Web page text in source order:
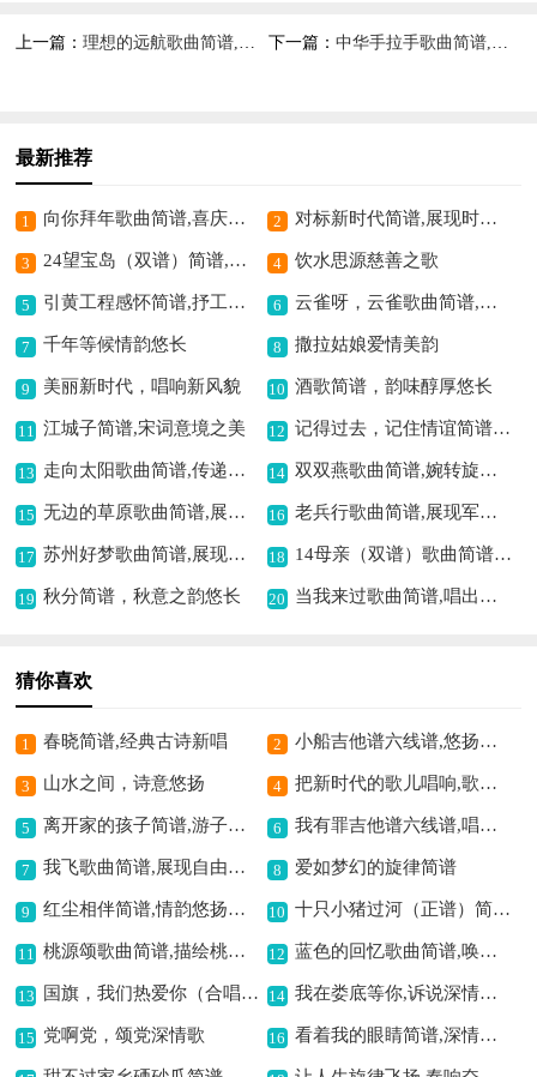
上一篇：理想的远航歌曲简谱,追逐梦想向远方 下一篇： 中华手拉手歌曲简谱,传递团结友爱情
最新推荐
1 向你拜年歌曲简谱,喜庆拜年氛围浓 2 对标新时代简谱,展现时代风采
3 24望宝岛（双谱）简谱,宝岛风情的赞歌 4 饮水思源慈善之歌
5 引黄工程感怀简谱,抒工程壮丽情怀 6 云雀呀，云雀歌曲简谱,展现灵动欢快之美
7 千年等候情韵悠长 8 撒拉姑娘爱情美韵
9 美丽新时代，唱响新风貌 10 酒歌简谱，韵味醇厚悠长
11 江城子简谱,宋词意境之美 12 记得过去，记住情谊简谱,唤起美好旧时光
13 走向太阳歌曲简谱,传递光明希望 14 双双燕歌曲简谱,婉转旋律寄情思
15 无边的草原歌曲简谱,展现草原辽阔意境 16 老兵行歌曲简谱,展现军人风采
17 苏州好梦歌曲简谱,展现江南好意境 18 14母亲（双谱）歌曲简谱,颂母爱深情之作
19 秋分简谱，秋意之韵悠长 20 当我来过歌曲简谱,唱出过往情思
猜你喜欢
1 春晓简谱,经典古诗新唱 2 小船吉他谱六线谱,悠扬旋律诉情思
3 山水之间，诗意悠扬 4 把新时代的歌儿唱响,歌颂时代新风貌
5 离开家的孩子简谱,游子离乡的心声 6 我有罪吉他谱六线谱,唱出内心的愧疚
7 我飞歌曲简谱,展现自由的旋律 8 爱如梦幻的旋律简谱
9 红尘相伴简谱,情韵悠扬动人 10 十只小猪过河（正谱）简谱,可爱童趣的旋律
11 桃源颂歌曲简谱,描绘桃源之美 12 蓝色的回忆歌曲简谱,唤起美好旧时光
13 国旗，我们热爱你（合唱）简谱,唱出对国旗的热爱 14 我在娄底等你,诉说深情牵挂,
15 党啊党，颂党深情歌 16 看着我的眼睛简谱,深情对视之韵